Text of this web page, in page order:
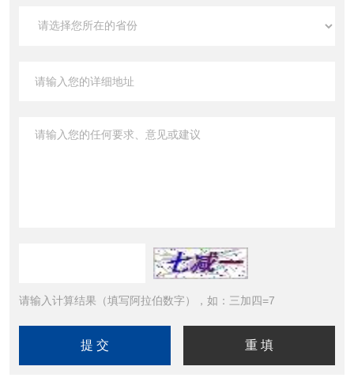
请输入计算结果（填写阿拉伯数字），如：三加四=7